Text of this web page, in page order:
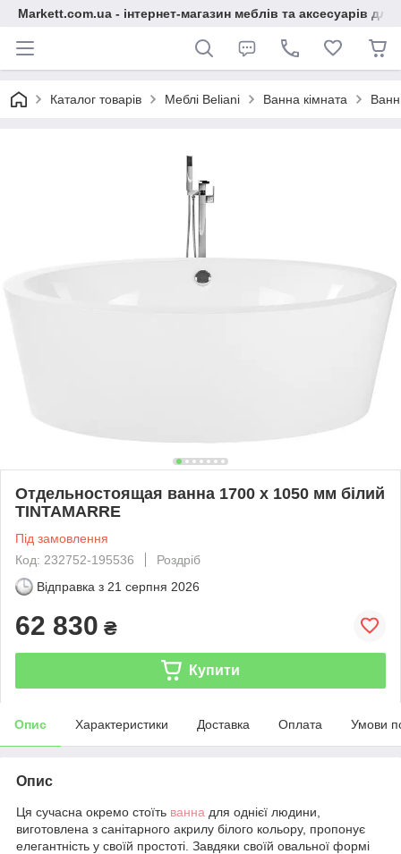
Markett.com.ua - інтернет-магазин меблів та аксесуарів для
Каталог товарів Меблі Beliani Ванна кімната
Отдельностоящая ванна 1700 x 1050 мм білий
TINTAMARRE
Під замовлення
Код: 232752-195536
Роздріб
Відправка з 21 серпня 2026
62 830 ₴
Купити
Опис Характеристики Доставка Оплата Умови
Опис
Ця сучасна окремо стоїть ванна для однієї людини,
виготовлена з санітарного акрилу білого кольору, пропонує
елегантність у своїй простоті. Завдяки своїй овальної формі